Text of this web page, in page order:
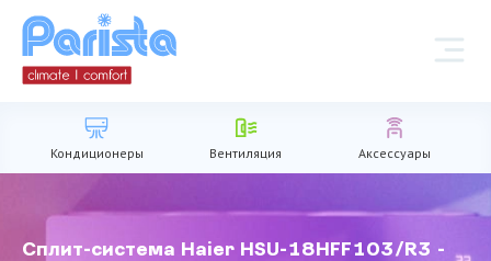
Кондиционеры Вентиляция Аксессуары
Сплит-система Haier HSU-18HFF103/R3 -